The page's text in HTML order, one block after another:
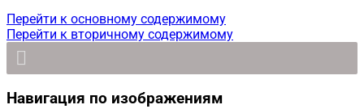
Перейти к основному содержимому
Перейти к вторичному содержимому
Навигация по изображениям